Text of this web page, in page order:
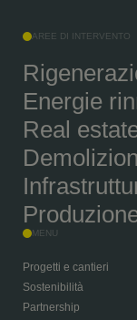
AREE DI INTERVENTO
Energie
Real
MENU
Progetti e cantieri
Sostenibilità
Partnership